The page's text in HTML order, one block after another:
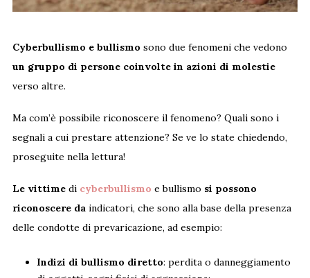
Cyberbullismo e bullismo sono due fenomeni che vedono
un gruppo di persone coinvolte in azioni di molestie
verso altre.
Ma com’è possibile riconoscere il fenomeno? Quali sono i
segnali a cui prestare attenzione? Se ve lo state chiedendo,
proseguite nella lettura!
Le vittimedi cyberbullismo e bullismo si possono
riconoscere daindicatori, che sono alla base della presenza
delle condotte di prevaricazione, ad esempio:
Indizi di bullismo diretto: perdita o danneggiamento